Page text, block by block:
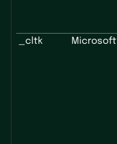
_cltk
Microsoft